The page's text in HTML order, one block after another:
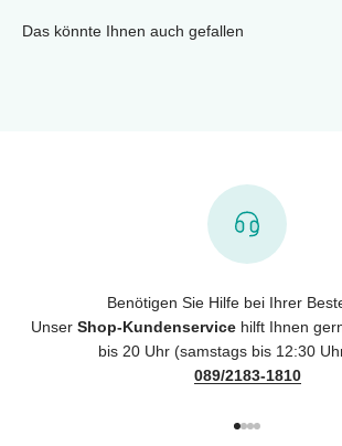
Das könnte Ihnen auch gefallen
Benötigen Sie Hilfe bei Ihrer
Unser Shop-Kundenservicehilft Ihnen
bis 20 Uhr (samstags bis 12:30
089/2183-1810